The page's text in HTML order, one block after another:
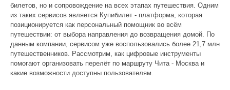
билетов, но и сопровождение на всех этапах путешествия. Одним
из таких сервисов является Купибилет - платформа, которая
позиционируется как персональный помощник во всём
путешествии: от выбора направления до возвращения домой. По
данным компании, сервисом уже воспользовались более 21,7 млн
путешественников. Рассмотрим, как цифровые инструменты
помогают организовать перелёт по маршруту Чита - Москва и
какие возможности доступны пользователям.